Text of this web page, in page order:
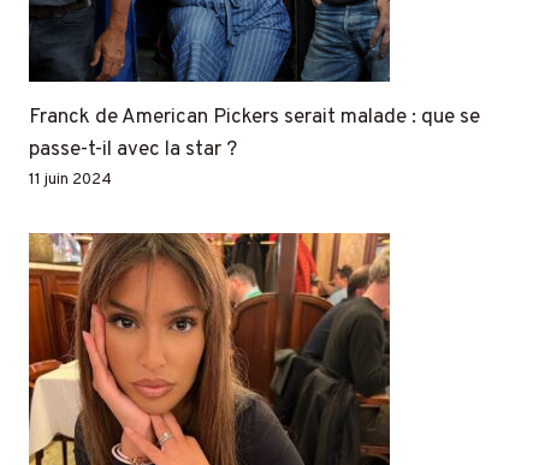
Franck de American Pickers serait malade : que se
passe-t-il avec la star ?
11 juin 2024